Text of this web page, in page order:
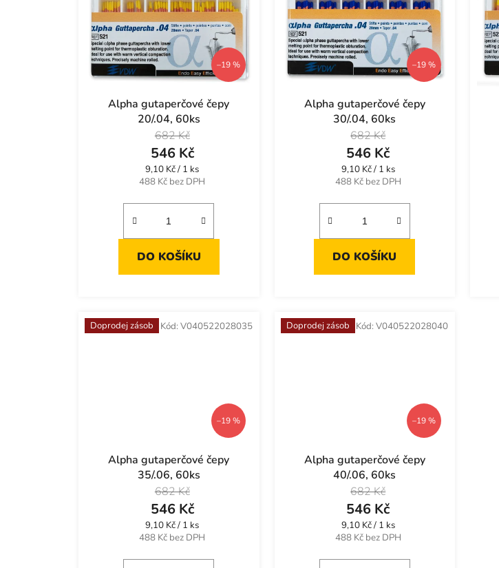
–19 %
Alpha gutaperčové čepy
20/.04, 60ks
488 Kč bez DPH
546 Kč
682 Kč
Měrná
cena:
9,10 Kč / 1 ks
DO KOŠÍKU
–19 %
Alpha gutaperčové čepy
30/.04, 60ks
488 Kč bez DPH
546 Kč
682 Kč
Měrná
cena:
9,10 Kč / 1 ks
DO KOŠÍKU
Doprodej zásob
–19 %
Alpha gutaperčové čepy
35/.06, 60ks
488 Kč bez DPH
546 Kč
682 Kč
Měrná
cena:
9,10 Kč / 1 ks
Kód: V040522028035 Doprodej zásob
–19 %
Alpha gutaperčové čepy
40/.06, 60ks
488 Kč bez DPH
546 Kč
682 Kč
Měrná
cena:
9,10 Kč / 1 ks
Kód: V040522028040